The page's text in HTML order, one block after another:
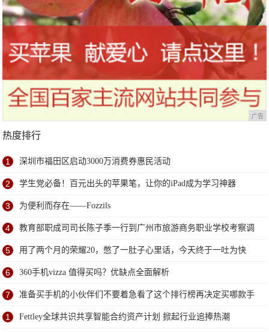
广告
热度排行
1 深圳市福田区启动3000万消费券惠民活动
2 学生党必备！百元出头的苹果笔，让你的iPad成为学习神器
3 为便利而存在——Fozzils
4 教育部职成司司长陈子季一行到广州市旅游商务职业学校考察调
研
5 用了两个月的荣耀20，憋了一肚子心里话，今天终于一吐为快
6 360手机vizza 值得买吗？优缺点全面解析
7 准备买手机的小伙伴们不要着急看了这个排行榜再决定买哪款手
机吧
1 Fettley全球共识共享智能合约资产计划 掀起行业追捧热潮